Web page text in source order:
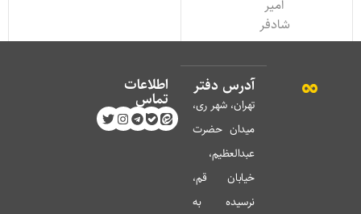
شادفر
آدرس دفتر
تهران، شهر ری،
میدان حضرت
عبدالعظیم،
خیابان قم،
نرسیده به
اطلاعات
تماس